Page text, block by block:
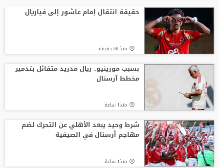
سعودي !!
الدرعية يتحرك لضم نجم الهلال !!!
من الأهلي السعودي للبريميرليج.. يايسله
يقود نيوكاسل رسميًا
حقيقة انتقال إمام عاشور إلى فياريال
منذ 56 دقيقة
بسبب مورينيو.. ريال مدريد متفائل بتدمير
مخطط آرسنال
منذ1 ساعة
شرط وحيد يبعد الأهلي عن التحرك لضم
مهاجم أرسنال في الصيفية
منذ1 ساعة